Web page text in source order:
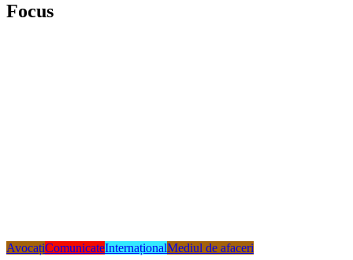
Focus
AvocațiComunicateInternaționalMediul de afaceri